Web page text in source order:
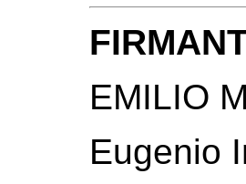
EMILIO
Eugenio